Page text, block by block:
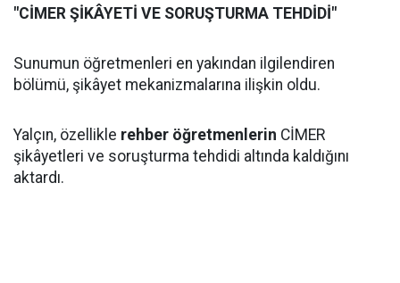
"CİMER ŞİKÂYETİ VE SORUŞTURMA TEHDİDİ"
Sunumun öğretmenleri en yakından ilgilendiren
bölümü, şikâyet mekanizmalarına ilişkin oldu.
Yalçın, özellikle rehber öğretmenlerin CİMER
şikâyetleri ve soruşturma tehdidi altında kaldığını
aktardı.